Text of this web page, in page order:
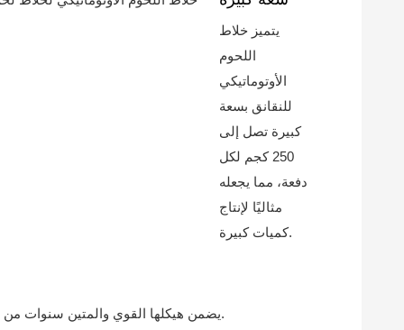
يتميز خلاط
اللحوم
الأوتوماتيكي
للنقانق بسعة
كبيرة تصل إلى
250 كجم لكل
دفعة، مما يجعله
مثاليًا لإنتاج
كميات كبيرة.
يضمن هيكلها القوي والمتين سنوات من الأداء الموثوق.